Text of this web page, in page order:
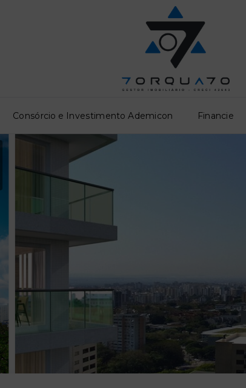
Consórcio e Investimento Ademicon Financie